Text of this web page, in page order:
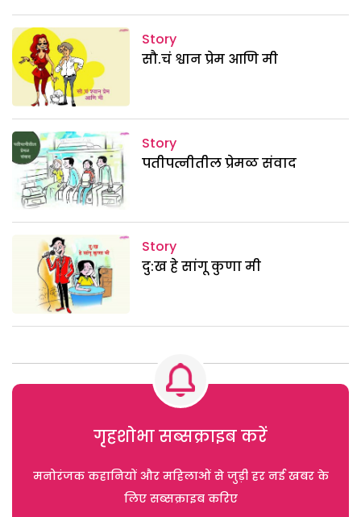
Story
सौ.चं श्वान प्रेम आणि मी
Story
पतीपत्नीतील प्रेमळ संवाद
Story
दु:ख हे सांगू कुणा मी
गृहशोभा सब्सक्राइब करें
मनोरंजक कहानियों और महिलाओं से जुड़ी हर नई खबर के
लिए सब्सक्राइब करिए